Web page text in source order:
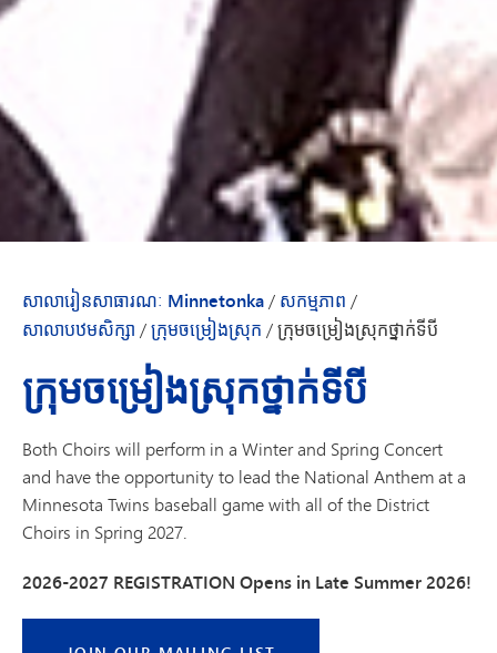
សាលារៀនសាធារណៈ Minnetonka/ សកម្មភាព /
សាលាបឋមសិក្សា /ក្រុមចម្រៀងស្រុក /ក្រុមចម្រៀងស្រុកថ្នាក់ទីបី
ក្រុមចម្រៀងស្រុកថ្នាក់ទីបី
Both Choirs will perform in a Winter and Spring Concert
and have the opportunity to lead the National Anthem at a
Minnesota Twins baseball game with all of the District
Choirs in Spring 2027.
2026-2027 REGISTRATION Opens in Late Summer 2026!